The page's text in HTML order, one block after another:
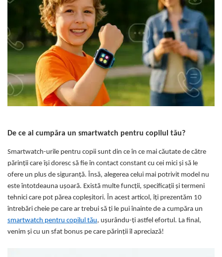
Protectii utile
Poarta siguranta copii
Deflectoare pentru aer conditionat
Protectii exterior
Casti antifonice pentru copii si
bebelusi
Echipament protectie bicicleta si ski
Accesorii auto copii
Haine & accesorii plaja
Haine plaja / inot
Ochelari de soare
Palarii protectie UV
Accesorii plaja
Puericultura mare
Somnul bebelusului
Carucioare si scaune auto
De ce ai cumpăra un smartwatch pentru copilul tău?
Smartwatch-urile pentru copii sunt din ce în ce mai căutate de către
părinții care își doresc să fie în contact constant cu cei mici și să le
ofere un plus de siguranță. Însă, alegerea celui mai potrivit model nu
este întotdeauna ușoară. Există multe funcții, specificații și termeni
tehnici care pot părea copleșitori. În acest articol, îți prezentăm 10
întrebări cheie pe care ar trebui să ți le pui înainte de a cumpăra un
smartwatch pentru copilul tău, ușurându-ți astfel efortul. La final,
venim și cu un sfat bonus pe care părinții îl apreciază!